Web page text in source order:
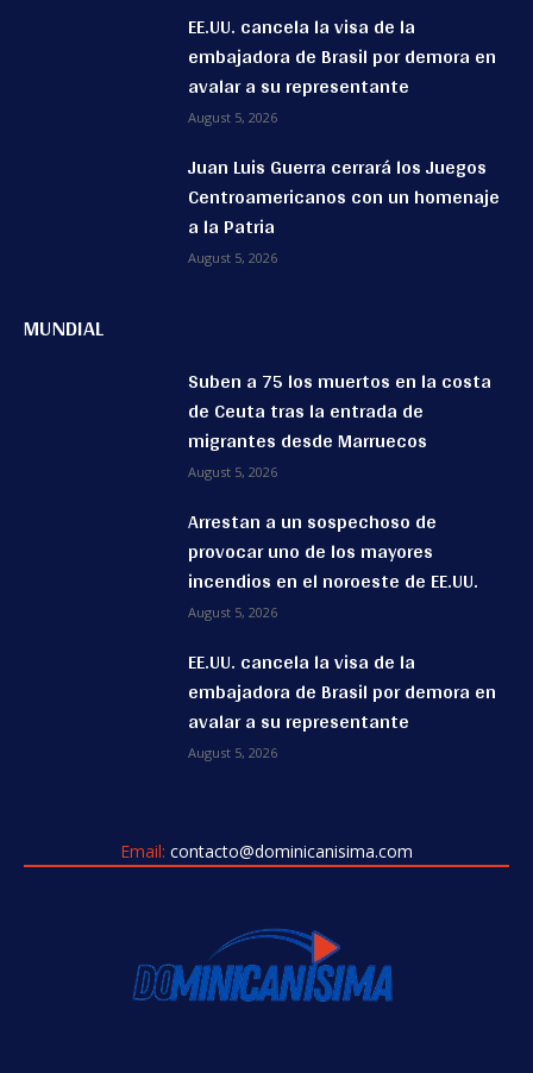
EE.UU. cancela la visa de la
embajadora de Brasil por demora en
avalar a su representante
August 5, 2026
Juan Luis Guerra cerrará los Juegos
Centroamericanos con un homenaje
a la Patria
August 5, 2026
MUNDIAL
Suben a 75 los muertos en la costa
de Ceuta tras la entrada de
migrantes desde Marruecos
August 5, 2026
Arrestan a un sospechoso de
provocar uno de los mayores
incendios en el noroeste de EE.UU.
August 5, 2026
EE.UU. cancela la visa de la
embajadora de Brasil por demora en
avalar a su representante
August 5, 2026
Email: contacto@dominicanisima.com